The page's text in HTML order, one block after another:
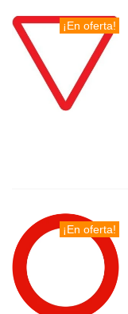
¡En oferta!
¡En oferta!